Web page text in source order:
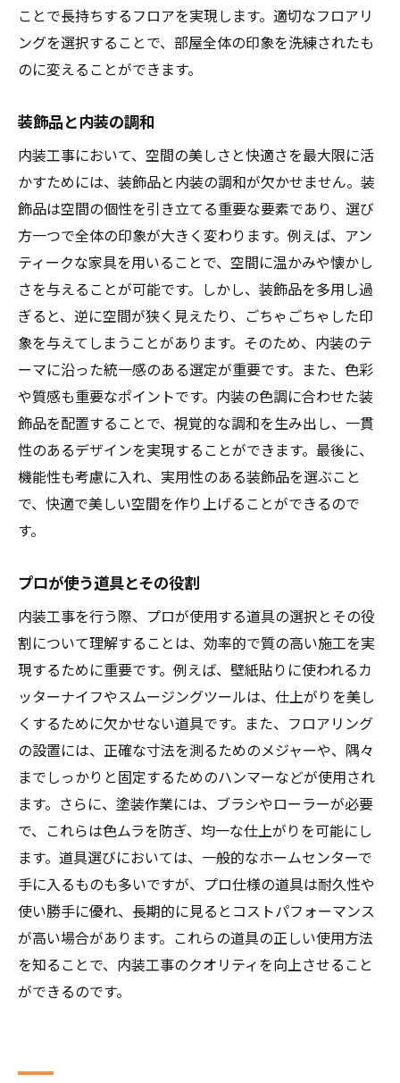
ことで長持ちするフロアを実現します。適切なフロアリ
ングを選択することで、部屋全体の印象を洗練されたも
のに変えることができます。
装飾品と内装の調和
内装工事において、空間の美しさと快適さを最大限に活
かすためには、装飾品と内装の調和が欠かせません。装
飾品は空間の個性を引き立てる重要な要素であり、選び
方一つで全体の印象が大きく変わります。例えば、アン
ティークな家具を用いることで、空間に温かみや懐かし
さを与えることが可能です。しかし、装飾品を多用し過
ぎると、逆に空間が狭く見えたり、ごちゃごちゃした印
象を与えてしまうことがあります。そのため、内装のテ
ーマに沿った統一感のある選定が重要です。また、色彩
や質感も重要なポイントです。内装の色調に合わせた装
飾品を配置することで、視覚的な調和を生み出し、一貫
性のあるデザインを実現することができます。最後に、
機能性も考慮に入れ、実用性のある装飾品を選ぶこと
で、快適で美しい空間を作り上げることができるので
す。
プロが使う道具とその役割
内装工事を行う際、プロが使用する道具の選択とその役
割について理解することは、効率的で質の高い施工を実
現するために重要です。例えば、壁紙貼りに使われるカ
ッターナイフやスムージングツールは、仕上がりを美し
くするために欠かせない道具です。また、フロアリング
の設置には、正確な寸法を測るためのメジャーや、隅々
までしっかりと固定するためのハンマーなどが使用され
ます。さらに、塗装作業には、ブラシやローラーが必要
で、これらは色ムラを防ぎ、均一な仕上がりを可能にし
ます。道具選びにおいては、一般的なホームセンターで
手に入るものも多いですが、プロ仕様の道具は耐久性や
使い勝手に優れ、長期的に見るとコストパフォーマンス
が高い場合があります。これらの道具の正しい使用方法
を知ることで、内装工事のクオリティを向上させること
ができるのです。